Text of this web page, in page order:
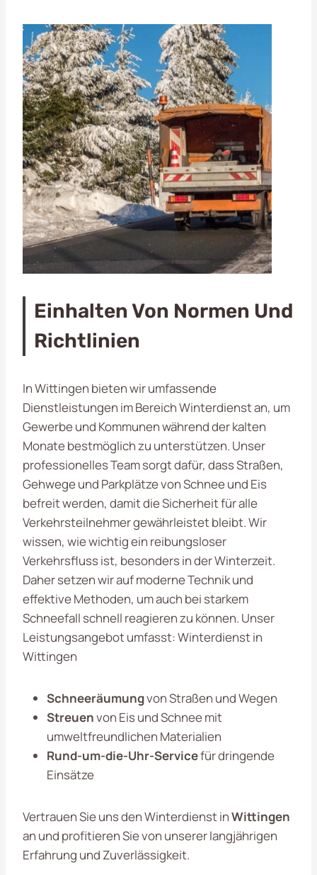
Einhalten Von Normen Und
Richtlinien
In Wittingen bieten wir umfassende
Dienstleistungen im Bereich Winterdienst an, um
Gewerbe und Kommunen während der kalten
Monate bestmöglich zu unterstützen. Unser
professionelles Team sorgt dafür, dass Straßen,
Gehwege und Parkplätze von Schnee und Eis
befreit werden, damit die Sicherheit für alle
Verkehrsteilnehmer gewährleistet bleibt. Wir
wissen, wie wichtig ein reibungsloser
Verkehrsfluss ist, besonders in der Winterzeit.
Daher setzen wir auf moderne Technik und
effektive Methoden, um auch bei starkem
Schneefall schnell reagieren zu können. Unser
Leistungsangebot umfasst: Winterdienst in
Wittingen
Schneeräumungvon Straßen und Wegen
Streuenvon Eis und Schnee mit
umweltfreundlichen Materialien
Rund-um-die-Uhr-Servicefür dringende
Einsätze
Vertrauen Sie uns den Winterdienst inWittingen
an und profitieren Sie von unserer langjährigen
Erfahrung und Zuverlässigkeit.